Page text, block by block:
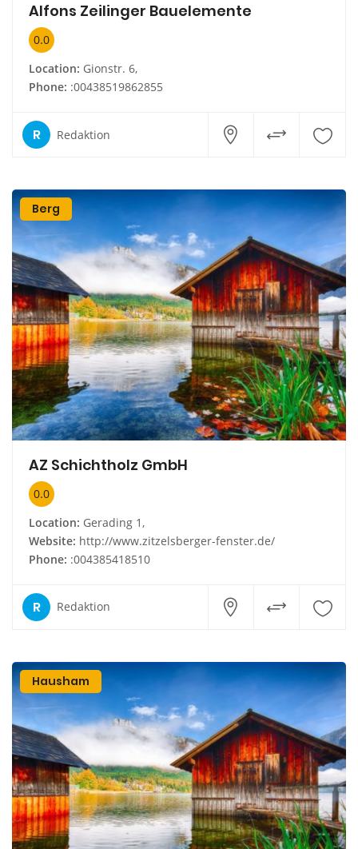
Alfons Zeilinger Bauelemente
0.0
Location: Gionstr. 6,
Phone: :00438519862855
R Redaktion
Berg
AZ Schichtholz GmbH
0.0
Location: Gerading 1,
Website: http://www.zitzelsberger-fenster.de/
Phone: :004385418510
R Redaktion
Hausham